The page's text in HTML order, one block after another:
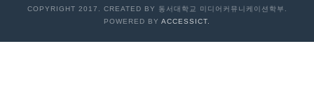
COPYRIGHT 2017. CREATED BY 동서대학교 미디어커뮤니케이션학부.
POWERED BY ACCESSICT.